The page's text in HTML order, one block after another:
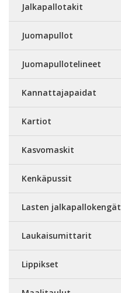
Jalkapallotakit
Juomapullot
Juomapullotelineet
Kannattajapaidat
Kartiot
Kasvomaskit
Kenkäpussit
Lasten jalkapallokengät
Laukaisumittarit
Lippikset